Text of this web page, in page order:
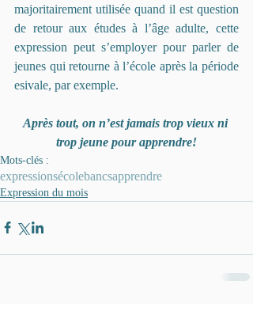
majoritairement utilisée quand il est question
de retour aux études à l’âge adulte, cette
expression peut s’employer pour parler de
jeunes qui retourne à l’école après la période
esivale, par exemple.
Après tout, on n’est jamais trop vieux ni
trop jeune pour apprendre!
Mots-clés :
expressionsécolebancsapprendre
Expression du mois